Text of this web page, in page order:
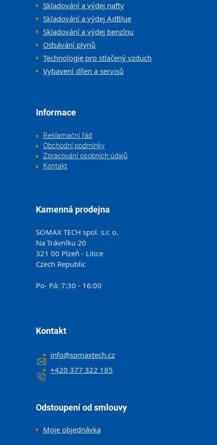
Skladování a výdej nafty
Skladování a výdej AdBlue
Skladování a výdej benzínu
Odsávání plynů
Technologie pro stlačený vzduch
Vybavení dílen a servisů
Informace
Reklamační řád
Obchodní podmínky
Zpracování osobních údajů
Kontakt
Kamenná prodejna
SOMAX TECH spol. s.r. o.
Na Trávníku 20
321 00 Plzeň - Litice
Czech Republic
Po- Pá: 7:30 - 16:00
Kontakt
info@somaxtech.cz
+420 377 322 185
Odstoupení od smlouvy
Moje objednávka